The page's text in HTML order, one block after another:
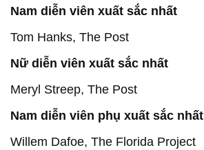
Nam diễn viên xuất sắc nhất
Tom Hanks, The Post
Nữ diễn viên xuất sắc nhất
Meryl Streep, The Post
Nam diễn viên phụ xuất sắc nhất
Willem Dafoe, The Florida Project